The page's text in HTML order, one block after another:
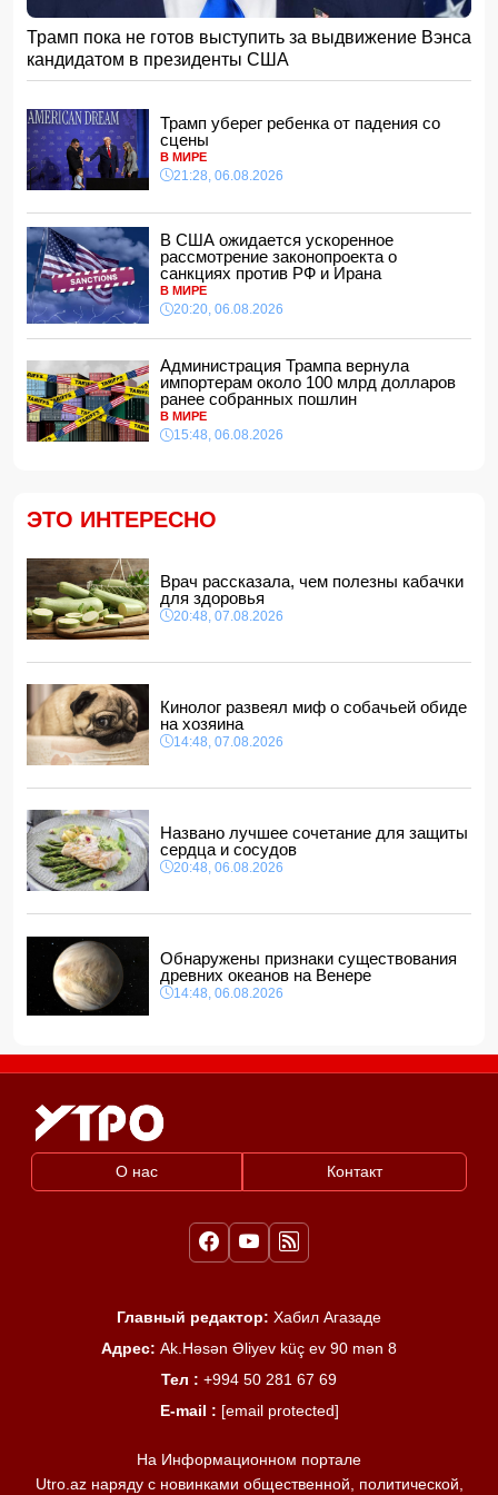
15:08, 07.08.2026
ВС РФ взяли под контроль Анискино в Харьковской
области
15:00, 07.08.2026
Кинолог развеял миф о собачьей обиде на хозяина
14:48, 07.08.2026
По делу Arzum 9999 назначена повторная комплексная
экспертиза
ЕС ввел новые санкции против России
14:34, 07.08.2026
Ужасающие подробности убийства мужа и жены в
Тертерском районе
14:28, 07.08.2026
14:14, 07.08.2026
Сына Абеля Магеррамова отозвали от должности посла
14:10, 07.08.2026
14:04, 07.08.2026
дипломатами
14:00, 07.08.2026
Прогноз погоды в Азербайджане на 8 августа
12:48, 07.08.2026
В Азербайджане ищут сотрудников с зарплатой до 10
12:40, 07.08.2026
Трамп пока не готов выступить за выдвижение Вэнса
кандидатом в президенты США
Трамп уберег ребенка от падения со
сцены
В МИРЕ
21:28, 06.08.2026
В США ожидается ускоренное
рассмотрение законопроекта о
санкциях против РФ и Ирана
В МИРЕ
20:20, 06.08.2026
Администрация Трампа вернула
импортерам около 100 млрд долларов
ранее собранных пошлин
В МИРЕ
15:48, 06.08.2026
ЭТО ИНТЕРЕСНО
Врач рассказала, чем полезны кабачки
для здоровья
20:48, 07.08.2026
Кинолог развеял миф о собачьей обиде
на хозяина
14:48, 07.08.2026
Названо лучшее сочетание для защиты
сердца и сосудов
20:48, 06.08.2026
Обнаружены признаки существования
древних океанов на Венере
14:48, 06.08.2026
О нас Контакт
Главный редактор: Хабил Агазаде
Адрес: Ak.Həsən Əliyev küç ev 90 mən 8
Тел : +994 50 281 67 69
E-mail : [email protected]
На Информационном портале
Utro.az наряду с новинками общественной, политической,